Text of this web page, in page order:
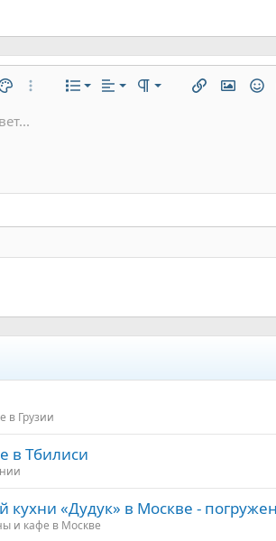
шрифтатекста
Дополнительно...
СписокНумерованный список
Выравнивание
По левому краюФормат параграфа
Обычный
Заголовок 3
Вставить
код спойлер
линию
в Грузии
в Тбилиси
кухни «Дудук» в Москве -
и кафе в Москве